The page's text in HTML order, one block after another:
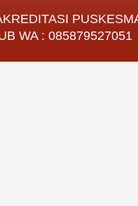
WA : 085879527051